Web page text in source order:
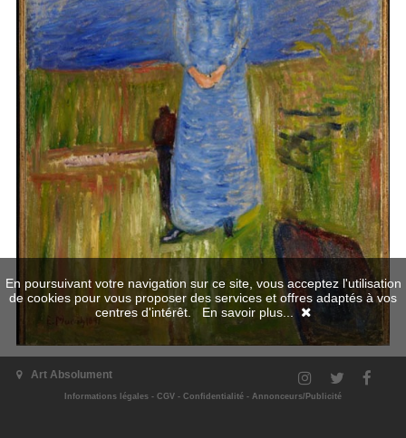
Art Absolument
Informations légales - CGV - Confidentialité - Annonceurs/Publicité
En poursuivant votre navigation sur ce site, vous acceptez l'utilisation
de cookies pour vous proposer des services et offres adaptés à vos
centres d'intérêt. En savoir plus...